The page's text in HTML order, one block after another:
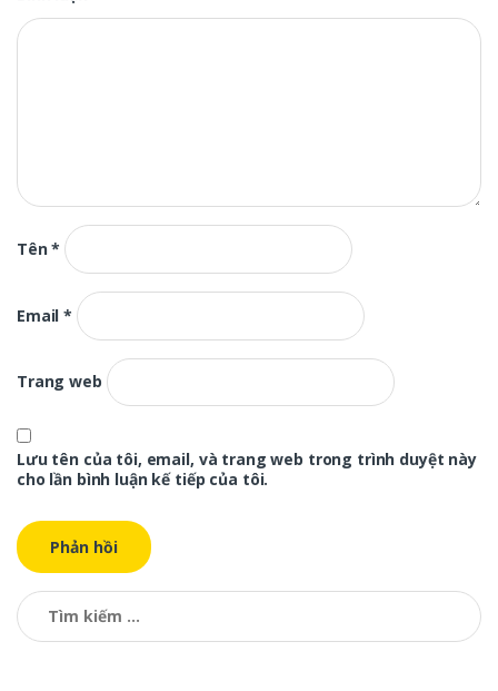
Tên*
Email*
Trang web
Lưu tên của tôi, email, và trang web trong trình duyệt này
cho lần bình luận kế tiếp của tôi.
Tìm kiếm cho: